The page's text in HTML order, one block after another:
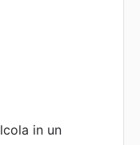
in un